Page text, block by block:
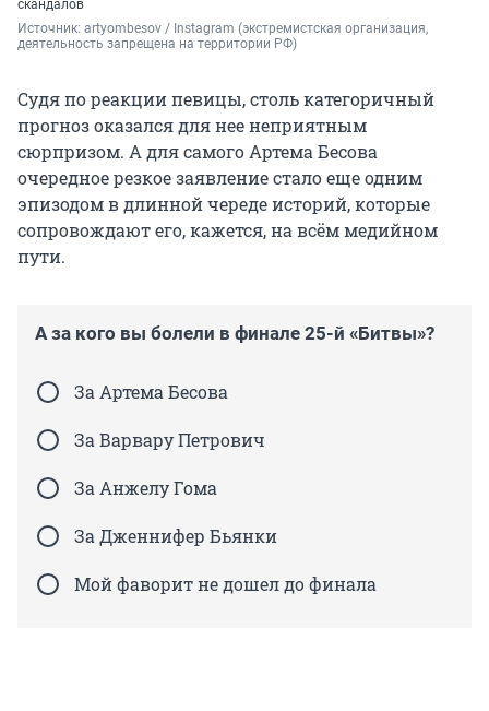
скандалов
Источник: artyombesov / Instagram (экстремистская организация,
деятельность запрещена на территории РФ)
Судя по реакции певицы, столь категоричный
прогноз оказался для нее неприятным
сюрпризом. А для самого Артема Бесова
очередное резкое заявление стало еще одним
эпизодом в длинной череде историй, которые
сопровождают его, кажется, на всём медийном
пути.
А за кого вы болели в финале 25-й «Битвы»?
За Артема Бесова
За Варвару Петрович
За Анжелу Гома
За Дженнифер Бьянки
Мой фаворит не дошел до финала